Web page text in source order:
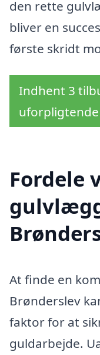
den rette
bliver en
første skridt
Indhent 3
uforpligtende
Fordele
At finde en
Brønderslev
faktor for at
guldarbejde.